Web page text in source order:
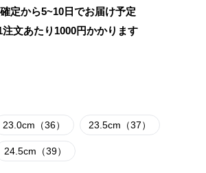
定から5~10日でお届け予定
文あたり 1000円かかります
23.0cm（36） 23.5cm（37）
24.5cm（39）